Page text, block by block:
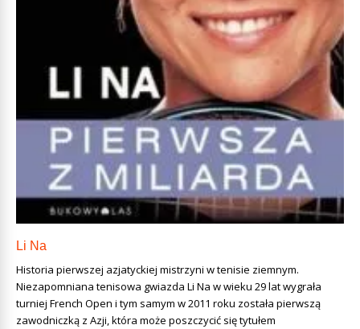
Li Na
Historia pierwszej azjatyckiej mistrzyni w tenisie ziemnym.
Niezapomniana tenisowa gwiazda Li Na w wieku 29 lat wygrała
turniej French Open i tym samym w 2011 roku została pierwszą
zawodniczką z Azji, która może poszczycić się tytułem